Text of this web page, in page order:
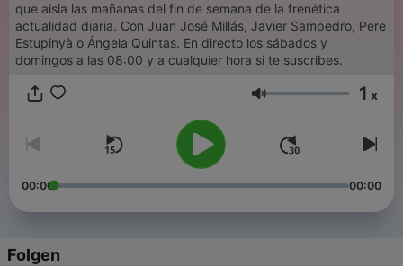
que aísla las mañanas del fin de semana de la frenética
actualidad diaria. Con Juan José Millás, Javier Sampedro, Pere
Estupinyà o Ángela Quintas. En directo los sábados y
domingos a las 08:00 y a cualquier hora si te suscribes.
Lautstärke 1 x
00:00 00:00
Folgen